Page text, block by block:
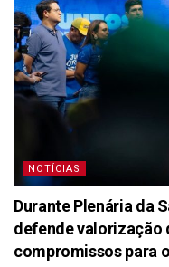
NOTÍCIAS
Durante Plenária da
defende valorização
compromissos para